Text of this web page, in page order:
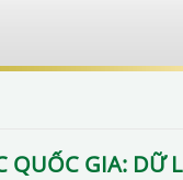
GIA: DỮ